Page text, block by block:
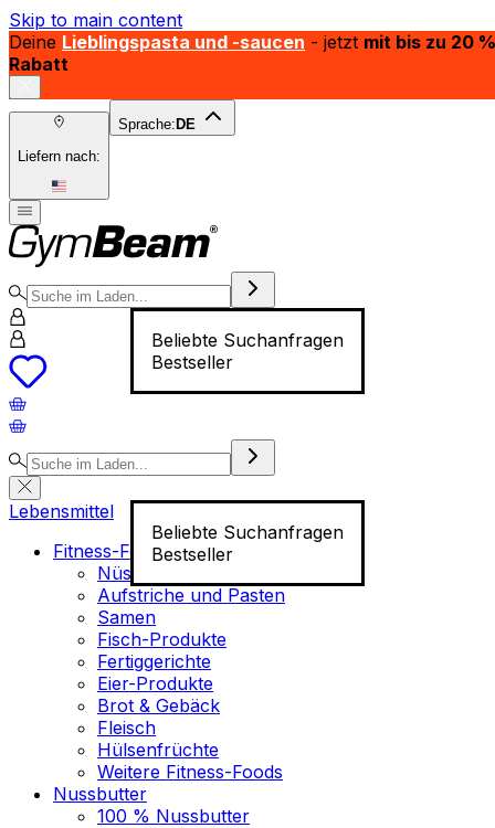
Skip to main content
Deine Lieblingspasta und -saucen - jetzt mit bis zu 20 %
Rabatt
Liefern nach:
Sprache: DE
Beliebte Suchanfragen
Bestseller
Beliebte Suchanfragen
Bestseller
Lebensmittel
Fitness-Food
Nüsse
Aufstriche und Pasten
Samen
Fisch-Produkte
Fertiggerichte
Eier-Produkte
Brot & Gebäck
Fleisch
Hülsenfrüchte
Weitere Fitness-Foods
Nussbutter
100 % Nussbutter